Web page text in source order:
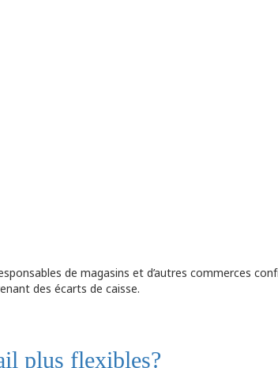
de magasins et d’autres commerces
des écarts de caisse.
plus flexibles?